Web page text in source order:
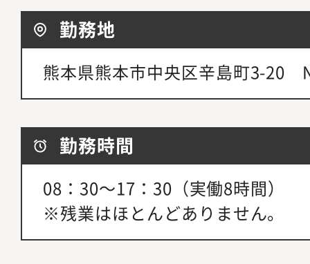
勤務地
熊本県熊本市中央区辛島町3-20
勤務時間
08：30～17：30（実働8時間）
※残業はほとんどありません。